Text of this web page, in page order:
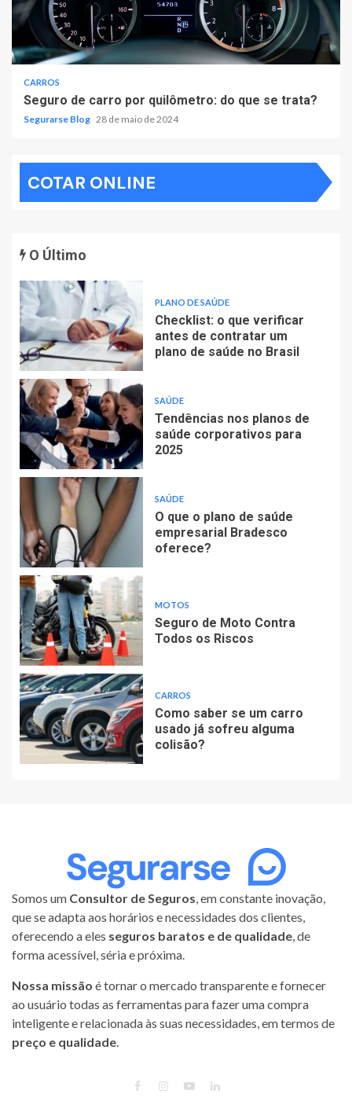
CARROS
Seguro de carro por quilômetro: do que se trata?
Segurarse Blog 28 de maio de 2024
COTAR ONLINE
O Último
PLANO DE SAÚDE
Checklist: o que verificar
antes de contratar um
plano de saúde no Brasil
SAÚDE
Tendências nos planos de
saúde corporativos para
2025
SAÚDE
O que o plano de saúde
empresarial Bradesco
oferece?
MOTOS
Seguro de Moto Contra
Todos os Riscos
CARROS
Como saber se um carro
usado já sofreu alguma
colisão?
Somos um Consultor de Seguros, em constante inovação,
que se adapta aos horários e necessidades dos clientes,
oferecendo a eles seguros baratos e de qualidade, de
forma acessível, séria e próxima.
Nossa missão é tornar o mercado transparente e fornecer
ao usuário todas as ferramentas para fazer uma compra
inteligente e relacionada às suas necessidades, em termos de
preço e qualidade.
FACEBOOK
INSTAGRAM
YOUTUBE
LINKEDIN